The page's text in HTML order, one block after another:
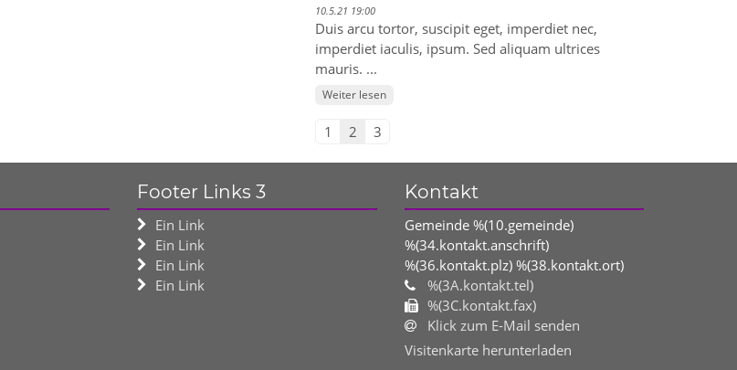
10.5.21 19:00
Duis arcu tortor, suscipit eget, imperdiet nec,
imperdiet iaculis, ipsum. Sed aliquam ultrices
mauris. ...
Weiter lesen
1 2 3
Footer Links 3
Ein Link
Ein Link
Ein Link
Ein Link
Kontakt
Gemeinde %(10.gemeinde)
%(34.kontakt.anschrift)
%(36.kontakt.plz) %(38.kontakt.ort)
%(3A.kontakt.tel)
%(3C.kontakt.fax)
Klick zum E-Mail senden
Visitenkarte herunterladen